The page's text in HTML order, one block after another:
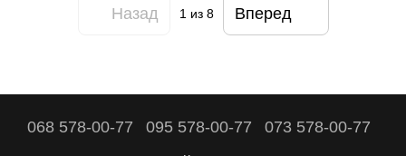
Назад 1из 8 Вперед
068 578-00-77 095 578-00-77 073 578-00-77